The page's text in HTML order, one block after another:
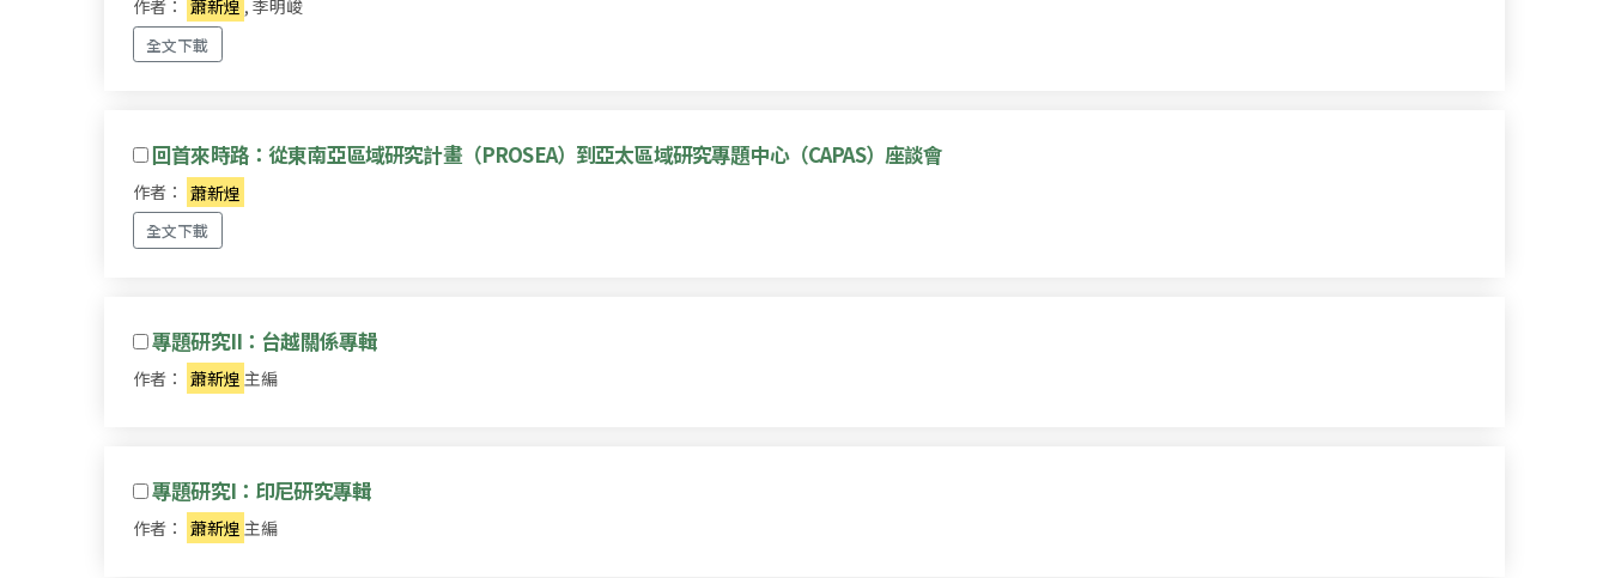
作者： 蕭新煌 , 李明峻
全文下載
回首來時路：從東南亞區域研究計畫（PROSEA）到亞太區域研究專題中心（CAPAS）座談會
作者： 蕭新煌
全文下載
專題研究II：台越關係專輯
作者： 蕭新煌 主編
專題研究I：印尼研究專輯
作者： 蕭新煌 主編